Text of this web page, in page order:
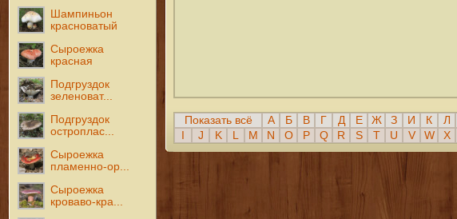
Шампиньон
красноватый
Сыроежка
красная
Подгруздок
зеленоват...
Подгруздок
остроплас...
Сыроежка
пламенно-ор...
Сыроежка
кроваво-кра...
Показать всё А Б В Г Д Е Ж З И К Л
J K M N O P Q R S T U V W X